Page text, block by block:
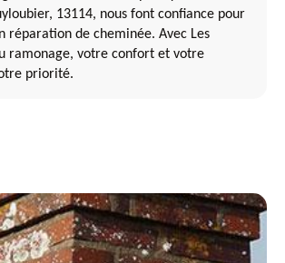
13114, nous font confiance pour
réparation de cheminée. Avec Les
ramonage, votre confort et votre
priorité.